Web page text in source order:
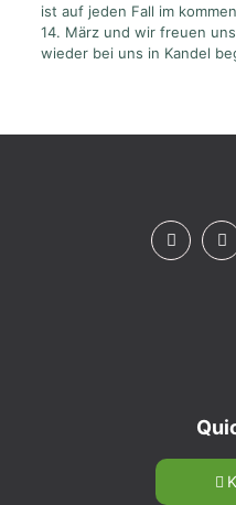
ist auf jeden Fall im
14. März und wir freuen
wieder bei uns in Kandel